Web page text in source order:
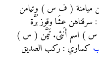
( ف س ) وتيامن
عِشَا وقوز بُرَّة
( س ) اسم أنثى. تَيَمَّن ( س )
كساوي : ركب الصديق